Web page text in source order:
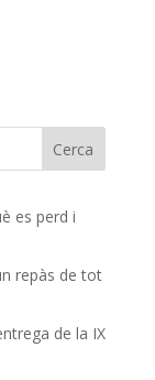
es perd i
repàs de tot
de la IX